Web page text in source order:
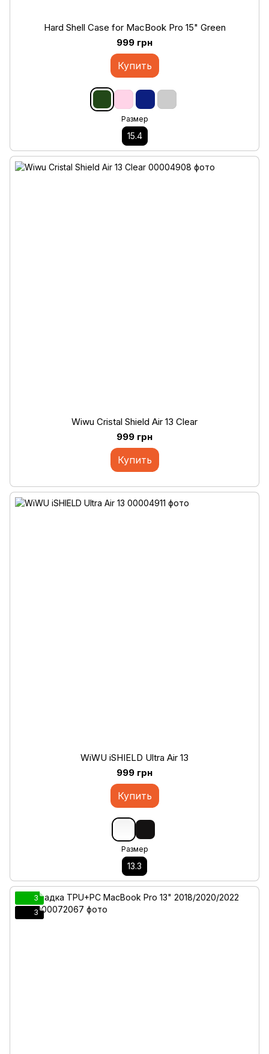
Hard Shell Case for MacBook Pro 15" Green
999 грн
Купить
Размер
15.4
Wiwu Cristal Shield Air 13 Clear
999 грн
Купить
WiWU iSHIELD Ultra Air 13
999 грн
Купить
Размер
13.3
3
3